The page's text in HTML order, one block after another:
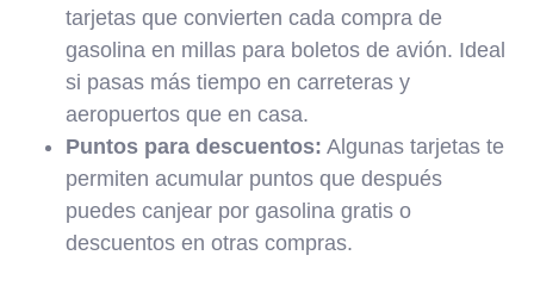
tarjetas que convierten cada compra de
gasolina en millas para boletos de avión. Ideal
si pasas más tiempo en carreteras y
aeropuertos que en casa.
Puntos para descuentos: Algunas tarjetas te
permiten acumular puntos que después
puedes canjear por gasolina gratis o
descuentos en otras compras.